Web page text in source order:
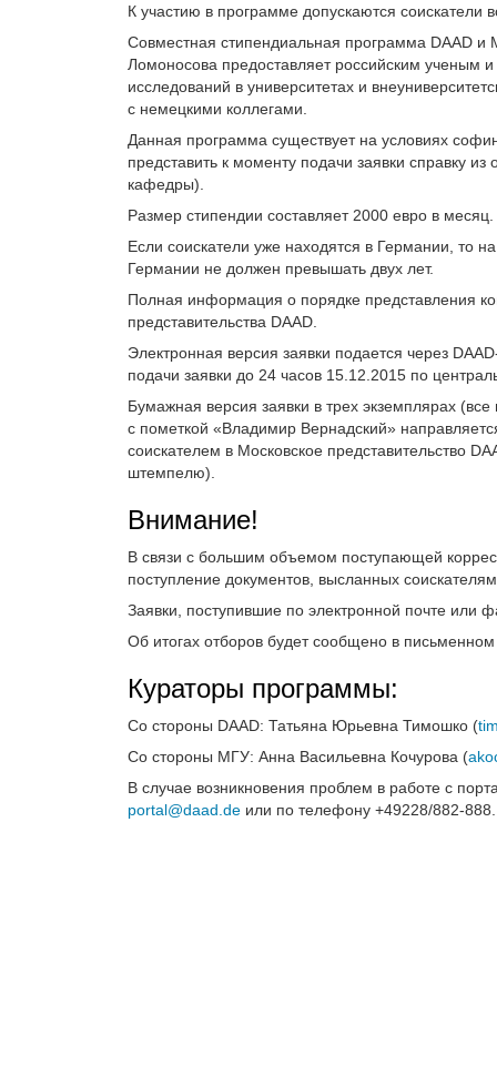
К участию в программе допускаются соискатели
Совместная стипендиальная программа DAAD и
Ломоносова предоставляет российским ученым
исследований в университетах и
с немецкими коллегами.
Данная программа существует на условиях
представить к моменту подачи заявки справку
кафедры).
Размер стипендии составляет 2000 евро в месяц.
Если соискатели уже находятся в Германии, то
Германии не должен превышать двух лет.
Полная информация о порядке представления
представительства DAAD.
Электронная версия заявки подается через
подачи заявки до 24 часов 15.12.2015 по
Бумажная версия заявки в трех экземплярах
с пометкой «Владимир Вернадский»
соискателем в Московское представительство
штемпелю).
Внимание!
В связи с большим объемом поступающей
поступление документов, высланных
Заявки, поступившие по электронной почте или
Об итогах отборов будет сообщено в
Кураторы программы:
Со стороны DAAD: Татьяна Юрьевна Тимошко (
Со стороны МГУ: Анна Васильевна Кочурова (
В случае возникновения проблем в работе с
portal@daad.de или по телефону +49228/882-888.